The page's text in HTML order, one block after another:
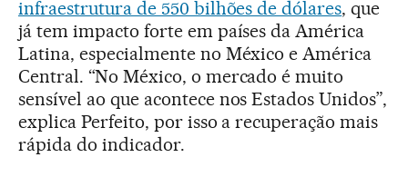
infraestrutura de 550 bilhões de dólares, que
já tem impacto forte em países da América
Latina, especialmente no México e América
Central. “No México, o mercado é muito
sensível ao que acontece nos Estados Unidos”,
explica Perfeito, por isso a recuperação mais
rápida do indicador.